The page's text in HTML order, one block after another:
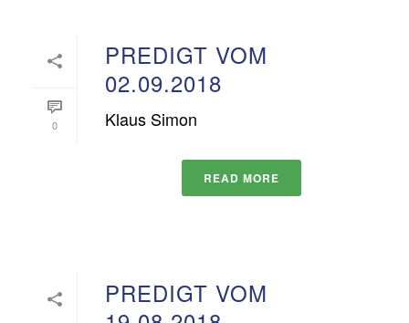
0
PREDIGT VOM
02.09.2018
Klaus Simon
READ MORE
PREDIGT VOM